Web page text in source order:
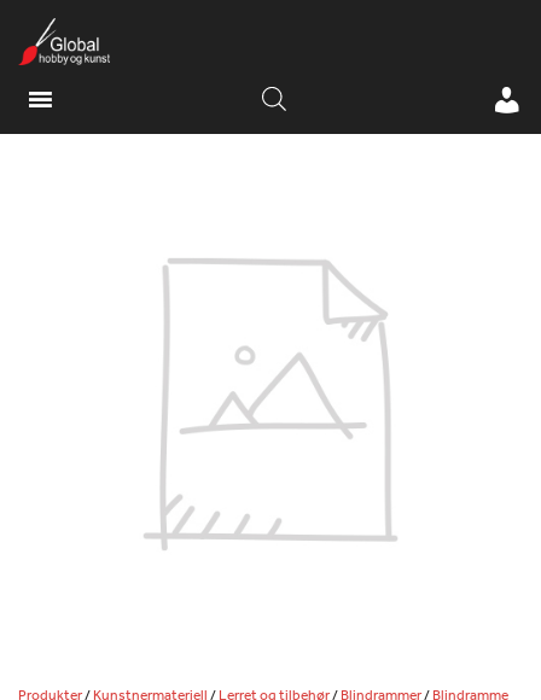
Produkter/Kunstnermateriell/Lerret og tilbehør/Blindrammer/Blindramme